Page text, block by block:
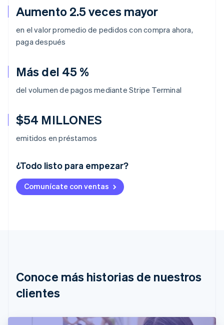
Aumento 2.5 veces mayor
en el valor promedio de pedidos con compra ahora,
paga después
Más del 45 %
del volumen de pagos mediante Stripe Terminal
$54 MILLONES
emitidos en préstamos
¿Todo listo para empezar?
Comunícate con ventas
Conoce más historias de nuestros
clientes
Alemania
DeutschEnglish
Australia
Bulgaria
English
Canadá
China continental